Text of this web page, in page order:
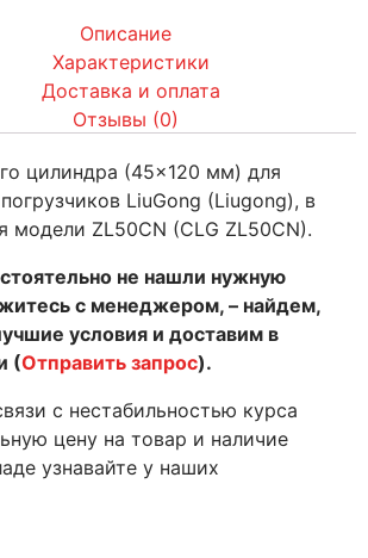
Описание
Характеристики
Доставка и оплата
Отзывы (0)
цилиндра (45×120 мм) для
LiuGong (Liugong), в
модели ZL50CN (CLG ZL50CN).
не нашли нужную
с менеджером, – найдем,
условия и доставим в
(Отправить запрос).
с нестабильностью курса
цену на товар и наличие
узнавайте у наших